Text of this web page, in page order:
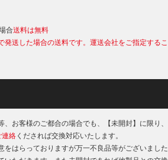
合送料は無料
送した場合の送料です。運送会社をご指定するこ
お客様のご都合の場合でも、【未開封】に限り、
連絡くだされば交換対応いたします。
をはらっておりますが万一不良品等がございました